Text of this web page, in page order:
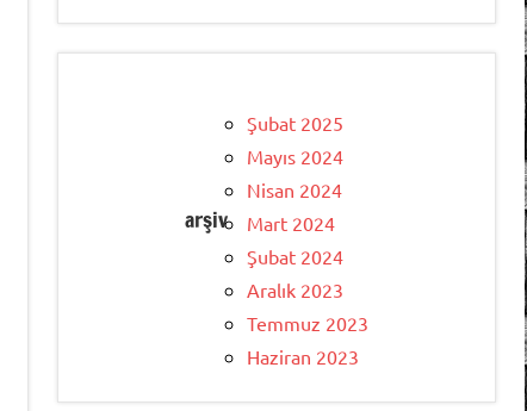
arşiv
Şubat 2025
Mayıs 2024
Nisan 2024
Mart 2024
Şubat 2024
Aralık 2023
Temmuz 2023
Haziran 2023